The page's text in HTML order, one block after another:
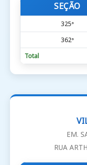
SEÇÃO
325ª
362ª
Total
EM.
RUA